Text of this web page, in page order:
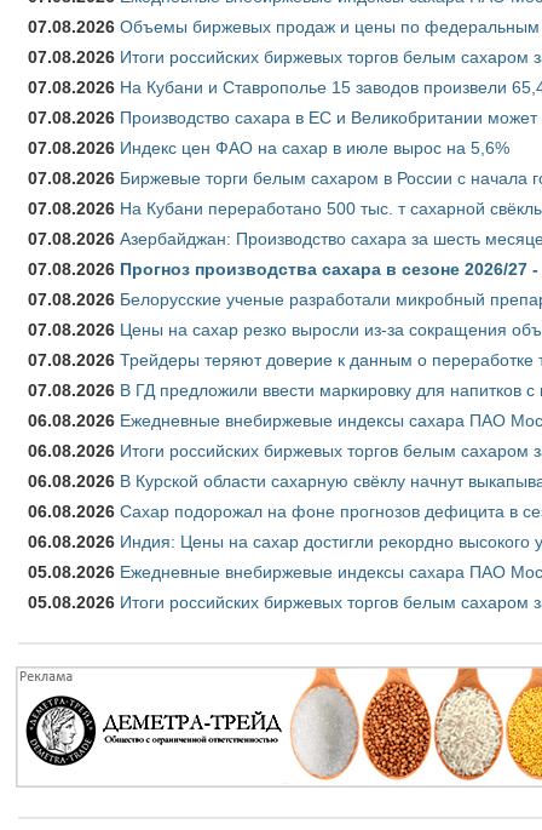
07.08.2026 Объемы биржевых продаж и цены по федеральным
07.08.2026 Итоги российских биржевых торгов белым сахаром
07.08.2026 На Кубани и Ставрополье 15 заводов произвели
07.08.2026 Производство сахара в ЕС и Великобритании
07.08.2026 Индекс цен ФАО на сахар в июле вырос на 5,6%
07.08.2026 Биржевые торги белым сахаром в России с начала
07.08.2026 На Кубани переработано 500 тыс. т сахарной
07.08.2026 Азербайджан: Производство сахара за шесть
07.08.2026 Прогноз производства сахара в сезоне 2026/
07.08.2026 Белорусские ученые разработали микробный
07.08.2026 Цены на сахар резко выросли из-за сокращения
07.08.2026 Трейдеры теряют доверие к данным о переработке
07.08.2026 В ГД предложили ввести маркировку для напитков
06.08.2026 Ежедневные внебиржевые индексы сахара ПАО
06.08.2026 Итоги российских биржевых торгов белым сахаром
06.08.2026 В Курской области сахарную свёклу начнут
06.08.2026 Сахар подорожал на фоне прогнозов дефицита в
06.08.2026 Индия: Цены на сахар достигли рекордно высокого
05.08.2026 Ежедневные внебиржевые индексы сахара ПАО
05.08.2026 Итоги российских биржевых торгов белым сахаром